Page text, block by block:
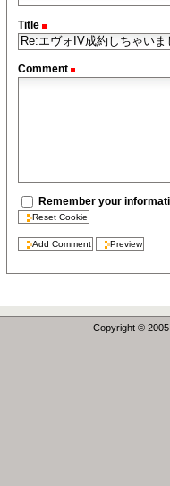
Title
Comment
Remember your
Copyright ©